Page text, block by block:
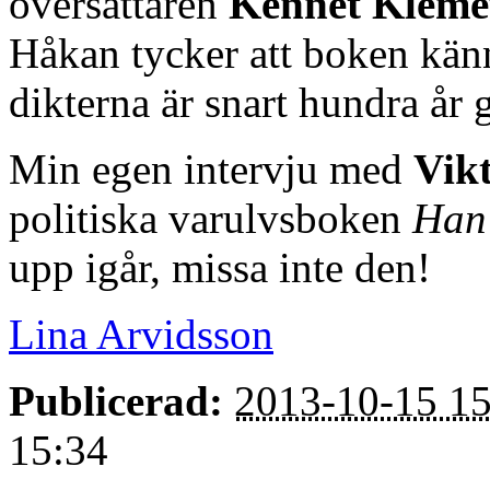
Håkan tycker att boken
dikterna är snart hundra år
Min egen intervju med
politiska varulvsboken
upp igår, missa inte den!
Lina Arvidsson
Publicerad: 2013-10-15
15:34